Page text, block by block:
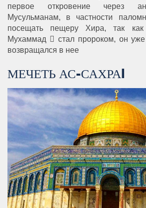
первое откровение через
Мусульманам, в частности
посещать пещеру Хира, так
Мухаммад  стал пророком, он
возвращался в нее
МЕЧЕТЬ АС-САХРАI